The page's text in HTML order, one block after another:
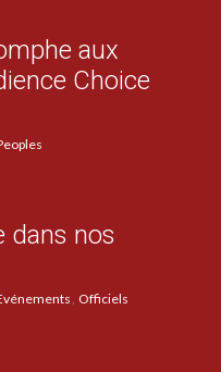
aux
Choice
dans nos
Officiels